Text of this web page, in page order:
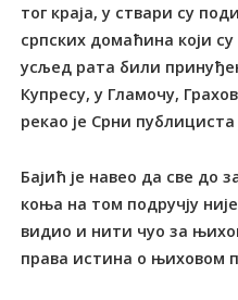
тог краја, у ствари су
српских домаћина који
усљед рата били
Купресу, у Гламочу,
рекао је Срни публициста
Бајић је навео да све до
коња на том подручју
видио и нити чуо за
права истина о њиховом